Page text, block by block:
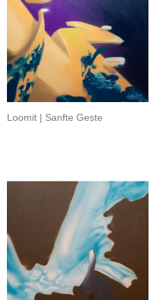
Loomit | Sanfte Geste